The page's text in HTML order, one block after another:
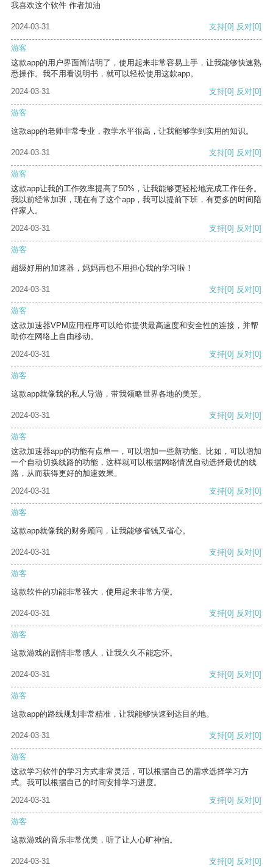
我喜欢这个软件 作者加油
2024-03-31 支持[0] 反对[0]
游客
这款app的用户界面简洁明了，使用起来非常容易上手，让我能够快速熟
悉操作。我不用看说明书，就可以轻松使用这款app。
2024-03-31
支持[0] 反对[0]
游客
这款app的老师非常专业，教学水平很高，让我能够学到实用的知识。
2024-03-31 支持[0] 反对[0]
游客
这款app让我的工作效率提高了50%，让我能够更轻松地完成工作任务。
我以前经常加班，现在有了这个app，我可以提前下班，有更多的时间陪
伴家人。
2024-03-31
支持[0] 反对[0]
游客
超级好用的加速器，妈妈再也不用担心我的学习啦！
2024-03-31 支持[0] 反对[0]
游客
这款加速器VPM应用程序可以给你提供最高速度和安全性的连接，并帮
助你在网络上自由移动。
2024-03-31
支持[0] 反对[0]
游客
这款app就像我的私人导游，带我领略世界各地的美景。
2024-03-31 支持[0] 反对[0]
游客
这款加速器app的功能有点单一，可以增加一些新功能。比如，可以增加
一个自动切换线路的功能，这样就可以根据网络情况自动选择最优的线
路，从而获得更好的加速效果。
2024-03-31
支持[0] 反对[0]
游客
这款app就像我的财务顾问，让我能够省钱又省心。
2024-03-31 支持[0] 反对[0]
游客
这款软件的功能非常强大，使用起来非常方便。
2024-03-31 支持[0] 反对[0]
游客
这款游戏的剧情非常感人，让我久久不能忘怀。
2024-03-31 支持[0] 反对[0]
游客
这款app的路线规划非常精准，让我能够快速到达目的地。
2024-03-31 支持[0] 反对[0]
游客
这款学习软件的学习方式非常灵活，可以根据自己的需求选择学习方
式。我可以根据自己的时间安排学习进度。
2024-03-31
支持[0] 反对[0]
游客
这款游戏的音乐非常优美，听了让人心旷神怡。
2024-03-31 支持[0] 反对[0]